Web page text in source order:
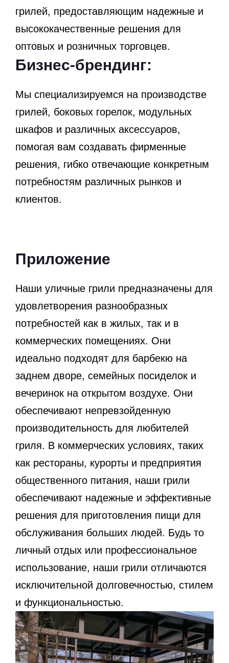
грилей, предоставляющим надежные и
высококачественные решения для
оптовых и розничных торговцев.
Бизнес-брендинг:
Мы специализируемся на производстве
грилей, боковых горелок, модульных
шкафов и различных аксессуаров,
помогая вам создавать фирменные
решения, гибко отвечающие конкретным
потребностям различных рынков и
клиентов.
Приложение
Наши уличные грили предназначены для
удовлетворения разнообразных
потребностей как в жилых, так и в
коммерческих помещениях. Они
идеально подходят для барбекю на
заднем дворе, семейных посиделок и
вечеринок на открытом воздухе. Они
обеспечивают непревзойденную
производительность для любителей
гриля. В коммерческих условиях, таких
как рестораны, курорты и предприятия
общественного питания, наши грили
обеспечивают надежные и эффективные
решения для приготовления пищи для
обслуживания больших людей. Будь то
личный отдых или профессиональное
использование, наши грили отличаются
исключительной долговечностью, стилем
и функциональностью.